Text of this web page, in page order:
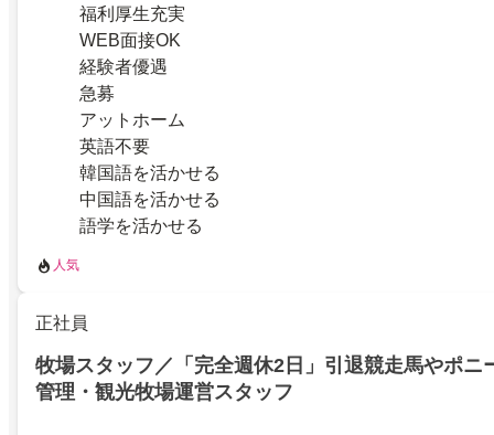
福利厚生充実
WEB面接OK
経験者優遇
急募
アットホーム
英語不要
韓国語を活かせる
中国語を活かせる
語学を活かせる
人気
正社員
牧場スタッフ／「完全週休2日」引退競走馬やポニ
管理・観光牧場運営スタッフ